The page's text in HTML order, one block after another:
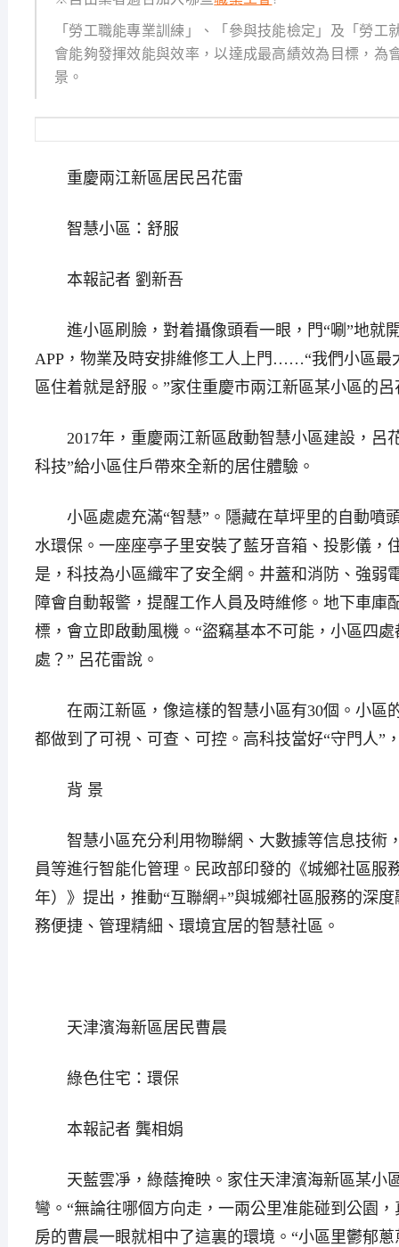
「勞工職能專業訓練」、「參與技能檢定」及「勞工
會能夠發揮效能與效率，以達成最高績效為目標，為
景。
重慶兩江新區居民呂花雷
智慧小區：舒服
本報記者 劉新吾
進小區刷臉，對着攝像頭看一眼，門“唰”地就
APP，物業及時安排維修工人上門……“我們小區最
區住着就是舒服。”家住重慶市兩江新區某小區的
2017年，重慶兩江新區啟動智慧小區建設，呂
科技”給小區住戶帶來全新的居住體驗。
小區處處充滿“智慧”。隱藏在草坪里的自動噴
水環保。一座座亭子里安裝了藍牙音箱、投影儀，
是，科技為小區織牢了安全網。井蓋和消防、強弱
障會自動報警，提醒工作人員及時維修。地下車庫
標，會立即啟動風機。“盜竊基本不可能，小區四處
處？” 呂花雷說。
在兩江新區，像這樣的智慧小區有30個。小區
都做到了可視、可查、可控。高科技當好“守門人”
背 景
智慧小區充分利用物聯網、大數據等信息技術
員等進行智能化管理。民政部印發的《城鄉社區服
年）》提出，推動“互聯網+”與城鄉社區服務的深
務便捷、管理精細、環境宜居的智慧社區。
天津濱海新區居民曹晨
綠色住宅：環保
本報記者 龔相娟
天藍雲凈，綠蔭掩映。家住天津濱海新區某小
彎。“無論往哪個方向走，一兩公里准能碰到公園
房的曹晨一眼就相中了這裏的環境。“小區里鬱郁